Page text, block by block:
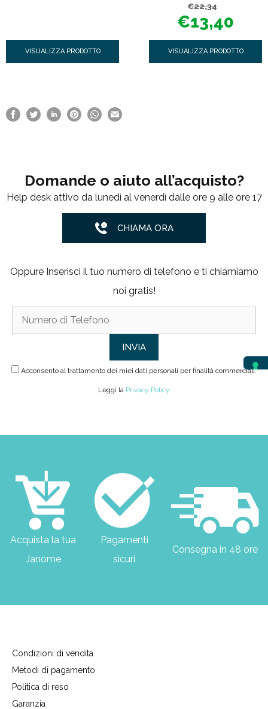
VISUALIZZA PRODOTTO
s
u
€22,34
Il
prezzo
originale
era:
€13,40
Il
prezzo
attuale
è:
VISUALIZZA PRODOTTO
Domande o aiuto all’acquisto?
Help desk attivo da lunedì al venerdì dalle ore 9 alle ore 17
CHIAMA ORA
Oppure Inserisci il tuo numero di telefono e ti chiamiamo
noi gratis!
Acconsento al trattamento dei miei dati personali per finalità commerciali.
Leggi la Privacy Policy
Acquista la tua
Janome
Pagamenti
sicuri
Consegna in 48 ore
Condizioni di vendita
Metodi di pagamento
Politica di reso
Garanzia